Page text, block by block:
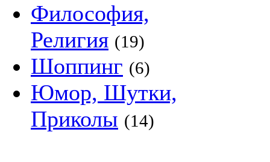
Философия,
Религия (19)
Шоппинг (6)
Юмор, Шутки,
Приколы (14)